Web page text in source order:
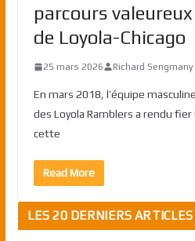
parcours
de Loyola-Chicago
25 mars 2026 Richard Sengmany
En mars 2018, l’équipe
des Loyola Ramblers a rendu
cette
Read More
LES 20 DERNIERS ARTICLES